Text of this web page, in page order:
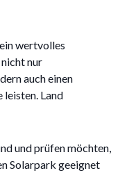
wertvolles
nur
auch einen
Land
und prüfen möchten,
Solarpark geeignet